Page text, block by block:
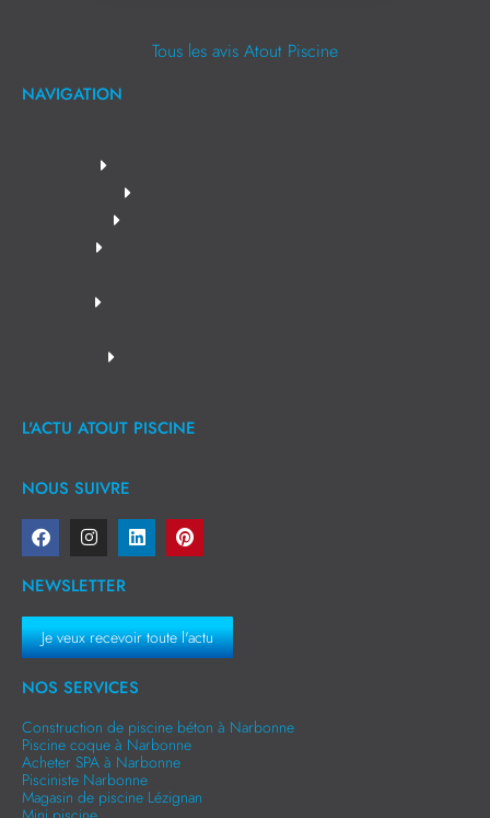
Tous les avis Atout Piscine
NAVIGATION
L'ACTU ATOUT PISCINE
NOUS SUIVRE
NEWSLETTER
Je veux recevoir toute l'actu
NOS SERVICES
Construction de piscine béton à Narbonne
Piscine coque à Narbonne
Acheter SPA à Narbonne
Pisciniste Narbonne
Magasin de piscine Lézignan